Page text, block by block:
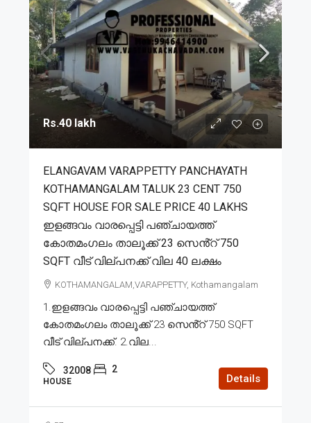
Rs.40 lakh
ELANGAVAM VARAPPETTY PANCHAYATH
KOTHAMANGALAM TALUK 23 CENT 750
SQFT HOUSE FOR SALE PRICE 40 LAKHS
ഇളങ്ങവം വാരപ്പെട്ടി പഞ്ചായത്ത്
കോതമംഗലം താലൂക്ക് 23 സെൻ്റ് 750
SQFT വീട് വില്പനക്ക് വില 40 ലക്ഷം
KOTHAMANGALAM,VARAPPETTY, Kothamangalam
1.ഇളങ്ങവം വാരപ്പെട്ടി പഞ്ചായത്ത്
കോതമംഗലം താലൂക്ക് 23 സെൻ്റ് 750 SQFT
വീട് വില്പനക്ക്. 2.വില...
32008 2
HOUSE Details